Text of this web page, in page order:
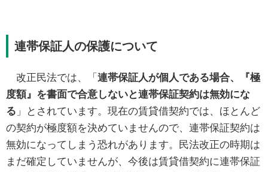
連帯保証人の保護について
改正民法では、「 連帯保証人が個人である場合、『極
度額』を書面で合意しないと連帯保証契約は無効にな
る 」とされています。現在の賃貸借契約では、ほとんど
の契約が極度額を決めていませんので、連帯保証契約は
無効になってしまう恐れがあります。民法改正の時期は
まだ確定していませんが、今後は賃貸借契約に連帯保証